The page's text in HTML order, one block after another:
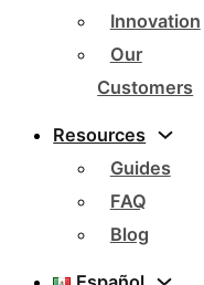
Innovation
Our
Customers
Resources
Guides
FAQ
Blog